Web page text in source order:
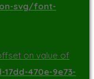
svg/font-
on value of
470e-9e73-